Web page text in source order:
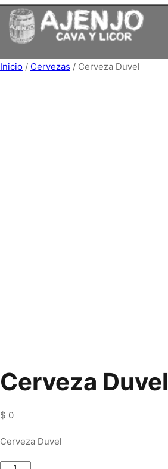
Saltar
contenido
Inicio / Cervezas / Cerveza Duvel
Cerveza Duvel
$ 0
Cerveza Duvel